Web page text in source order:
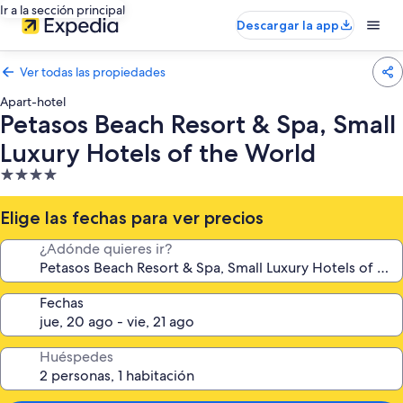
Ir a la sección principal
Descargar la app
Ver todas las propiedades
Apart-hotel
Petasos Beach Resort & Spa, Small
Luxury Hotels of the World
Propiedad
de
4.0
estrellas
Elige las fechas para ver precios
¿Adónde quieres ir?
Fechas
Huéspedes